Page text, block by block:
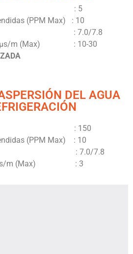
(FR) : 5
(PPM Max) : 10
(PH) : 7.0/7.8
3µs/m (Max) : 10-30
DEL AGUA
(FR) : 150
(PPM Max) : 10
(PH) : 7.0/7.8
µs/m (Max) : 3